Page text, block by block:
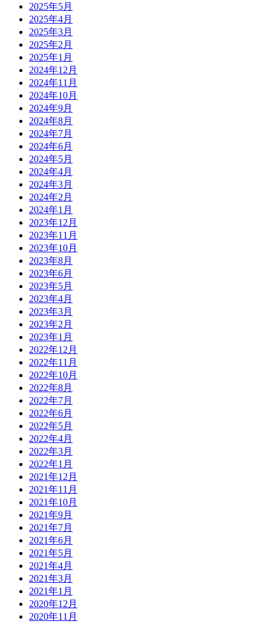
2025年5月
2025年4月
2025年3月
2025年2月
2025年1月
2024年12月
2024年11月
2024年10月
2024年9月
2024年8月
2024年7月
2024年6月
2024年5月
2024年4月
2024年3月
2024年2月
2024年1月
2023年12月
2023年11月
2023年10月
2023年8月
2023年6月
2023年5月
2023年4月
2023年3月
2023年2月
2023年1月
2022年12月
2022年11月
2022年10月
2022年8月
2022年7月
2022年6月
2022年5月
2022年4月
2022年3月
2022年1月
2021年12月
2021年11月
2021年10月
2021年9月
2021年7月
2021年6月
2021年5月
2021年4月
2021年3月
2021年1月
2020年12月
2020年11月